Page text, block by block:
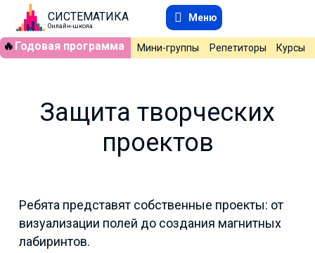
СИСТЕМАТИКА
Онлайн-школа
Меню
🔥 Годовая программа Мини-группы Репетиторы Курсы
Защита творческих
проектов
Ребята представят собственные проекты: от
визуализации полей до создания магнитных
лабиринтов.